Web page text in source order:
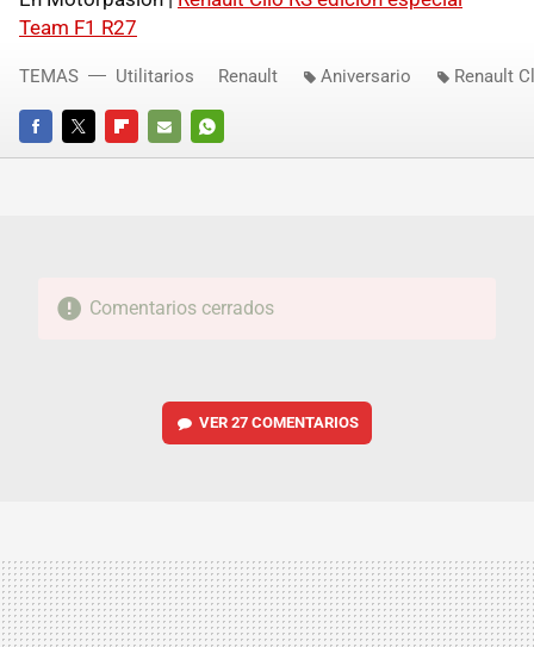
Team F1 R27
FACEBOOKTWITTERFLIPBOARD
E-
WHATSAPP
TEMAS Utilitarios Renault Aniversario Renault
Comentarios cerrados
VER 27 COMENTARIOS